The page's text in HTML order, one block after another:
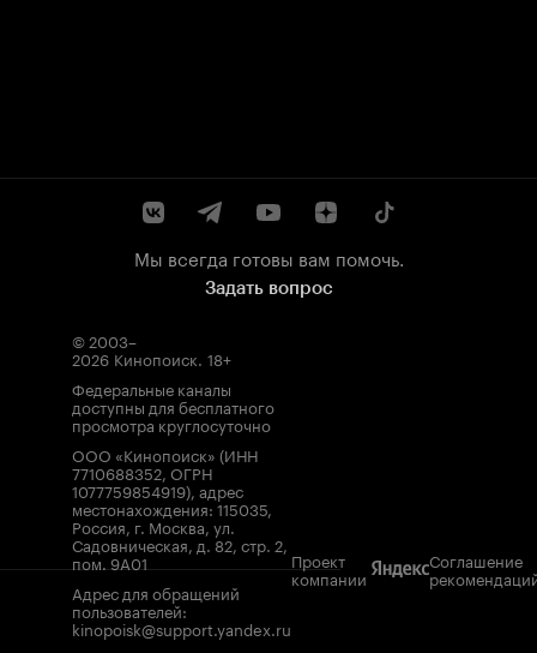
Мы всегда готовы вам помочь.
Задать вопрос
© 2003–
2026 Кинопоиск. 18+
Федеральные каналы
доступны для бесплатного
просмотра круглосуточно
ООО «Кинопоиск» (ИНН
7710688352, ОГРН
1077759854919), адрес
местонахождения: 115035,
Россия, г. Москва, ул.
Садовническая, д. 82, стр. 2,
пом. 9А01
Адрес для обращений
пользователей:
kinopoisk@support.yandex.ru
Проект
компании
Соглашение